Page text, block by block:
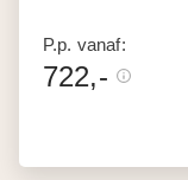
P.p. vanaf:
722,-